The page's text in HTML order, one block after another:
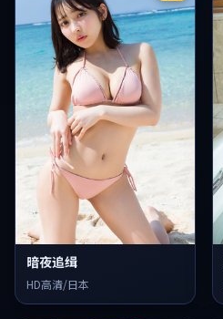
暗夜追缉
HD高清/日本